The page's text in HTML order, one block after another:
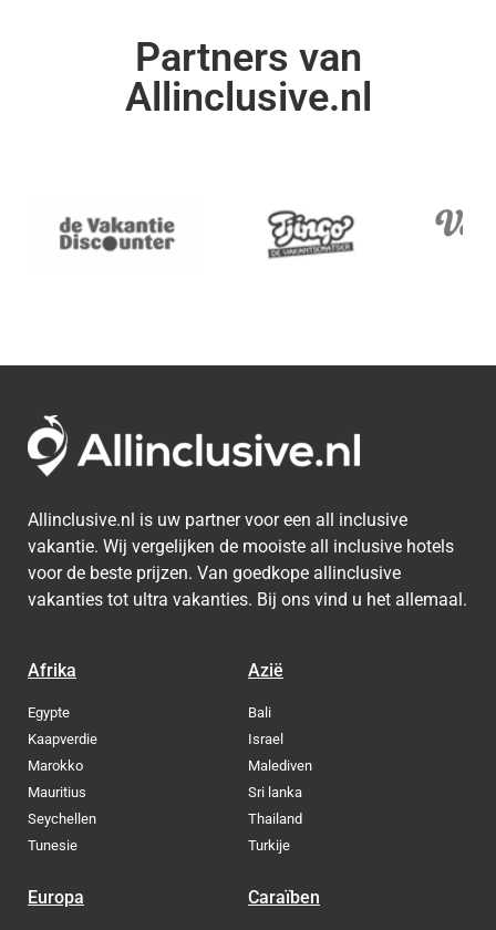
Partners van
Allinclusive.nl
Allinclusive.nl is uw partner voor een all inclusive
vakantie. Wij vergelijken de mooiste all inclusive hotels
voor de beste prijzen. Van goedkope allinclusive
vakanties tot ultra vakanties. Bij ons vind u het allemaal.
Afrika
Egypte
Kaapverdie
Marokko
Mauritius
Seychellen
Tunesie
Azië
Bali
Israel
Malediven
Sri lanka
Thailand
Turkije
Europa Caraïben